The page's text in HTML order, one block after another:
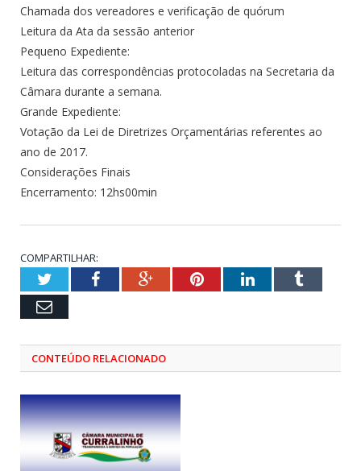
Chamada dos vereadores e verificação de quórum
Leitura da Ata da sessão anterior
Pequeno Expediente:
Leitura das correspondências protocoladas na Secretaria da
Câmara durante a semana.
Grande Expediente:
Votação da Lei de Diretrizes Orçamentárias referentes ao
ano de 2017.
Considerações Finais
Encerramento: 12hs00min
COMPARTILHAR:
TwitterFacebookGoogle+PinterestLinkedInTumblr
Email
CONTEÚDO RELACIONADO